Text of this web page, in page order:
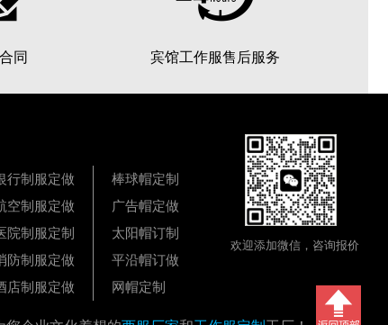
同 宾馆工作服售后服务
行制服定做
空制服定做
院制服定制
防制服定做
店制服定做
棒球帽定制
广告帽定做
太阳帽订制
平沿帽订做
网帽定制
欢迎添加微信，咨询报价